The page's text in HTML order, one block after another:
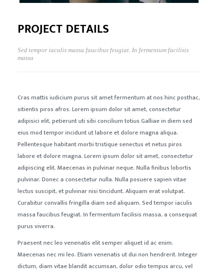
PROJECT DETAILS
Sed tempor iaculis massa faucibus feugiat. In fermentum facilisis
massa
Cras mattis iudicium purus sit amet fermentum at nos hinc posthac,
sitientis piros afros. Lorem ipsum dolor sit amet, consectetur
adipisici elit, petierunt uti sibi concilium totius Galliae in diem sed
eius mod tempor incidunt ut labore et dolore magna aliqua.
Pellentesque habitant morbi tristique senectus et netus piros
labore et dolore magna. Lorem ipsum dolor sit amet, consectetur
adipiscing elit. Maecenas in pulvinar neque. Nulla finibus lobortis
pulvinar. Donec a consectetur nulla. Nulla posuere sapien vitae
lectus suscipit, et pulvinar nisi tincidunt. Aliquam erat volutpat.
Curabitur convallis fringilla diam sed aliquam. Sed tempor iaculis
massa faucibus feugiat. In fermentum facilisis massa, a consequat
purus viverra.
Praesent nec leo venenatis elit semper aliquet id ac enim.
Maecenas nec mi leo. Etiam venenatis ut dui non hendrerit. Integer
dictum, diam vitae blandit accumsan, dolor odio tempus arcu, vel